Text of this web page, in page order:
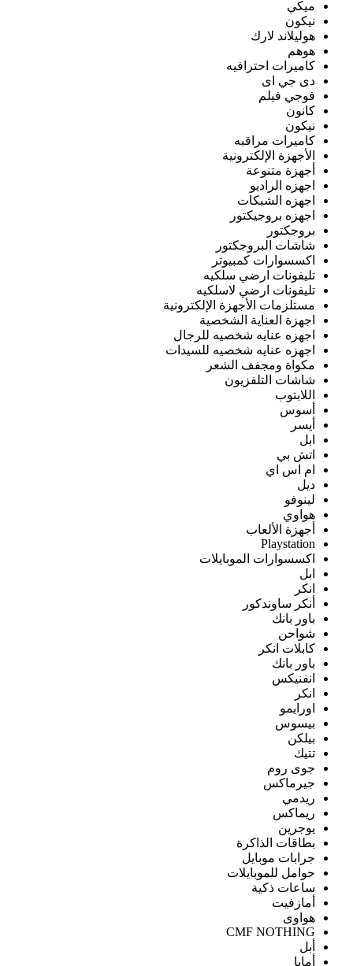
ميكي
نيكون
هوليلاند لارك
هوهم
كاميرات احترافيه
دى جي اى
فوجي فيلم
كانون
نيكون
كاميرات مراقبه
الأجهزة الإلكترونية
أجهزة متنوعة
اجهزه الراديو
اجهزه الشبكات
اجهزه بروجيكتور
بروجكتور
شاشات البروجكتور
اكسسوارات كمبيوتر
تليفونات ارضي سلكيه
تليفونات ارضي لاسلكيه
مستلزمات الأجهزة الإلكترونية
اجهزة العناية الشخصية
اجهزه عنايه شخصيه للرجال
اجهزه عنايه شخصيه للسيدات
مكواة ومجفف الشعر
شاشات التلفزيون
اللابتوب
أسوس
أيسر
ابل
اتش بي
ام اس اي
ديل
لينوفو
هواوي
أجهزة الألعاب
Playstation
اكسسوارات الموبايلات
ابل
انكر
أنكر ساوندكور
باور بانك
شواحن
كابلات انكر
باور بانك
انفنيكس
انكر
اورايمو
بيسوس
بيلكن
تتيك
جوى روم
جيرماكس
ريدمي
ريماكس
يوجرين
بطاقات الذاكرة
جرابات موبايل
حوامل للموبايلات
ساعات ذكية
أمازفيت
هواوى
CMF NOTHING
أبل
أمايا